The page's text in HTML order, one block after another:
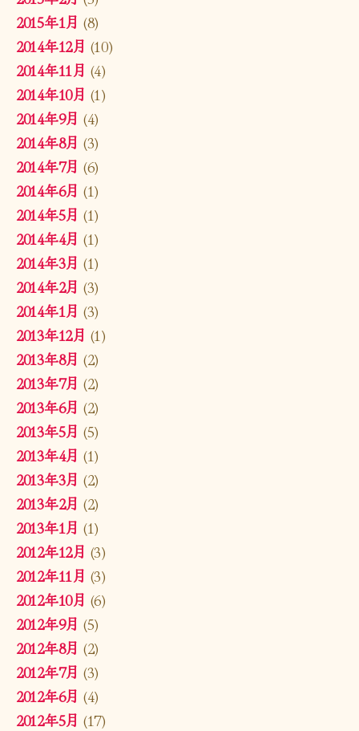
2015年1月 (8)
2014年12月 (10)
2014年11月 (4)
2014年10月 (1)
2014年9月 (4)
2014年8月 (3)
2014年7月 (6)
2014年6月 (1)
2014年5月 (1)
2014年4月 (1)
2014年3月 (1)
2014年2月 (3)
2014年1月 (3)
2013年12月 (1)
2013年8月 (2)
2013年7月 (2)
2013年6月 (2)
2013年5月 (5)
2013年4月 (1)
2013年3月 (2)
2013年2月 (2)
2013年1月 (1)
2012年12月 (3)
2012年11月 (3)
2012年10月 (6)
2012年9月 (5)
2012年8月 (2)
2012年7月 (3)
2012年6月 (4)
2012年5月 (17)